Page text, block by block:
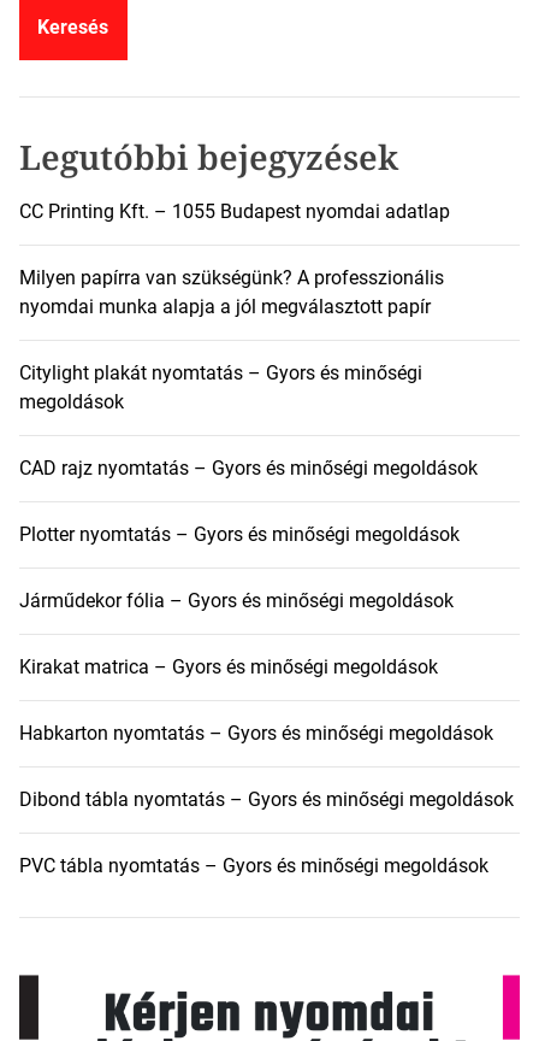
Legutóbbi bejegyzések
CC Printing Kft. – 1055 Budapest nyomdai adatlap
Milyen papírra van szükségünk? A professzionális
nyomdai munka alapja a jól megválasztott papír
Citylight plakát nyomtatás – Gyors és minőségi
megoldások
CAD rajz nyomtatás – Gyors és minőségi megoldások
Plotter nyomtatás – Gyors és minőségi megoldások
Járműdekor fólia – Gyors és minőségi megoldások
Kirakat matrica – Gyors és minőségi megoldások
Habkarton nyomtatás – Gyors és minőségi megoldások
Dibond tábla nyomtatás – Gyors és minőségi megoldások
PVC tábla nyomtatás – Gyors és minőségi megoldások